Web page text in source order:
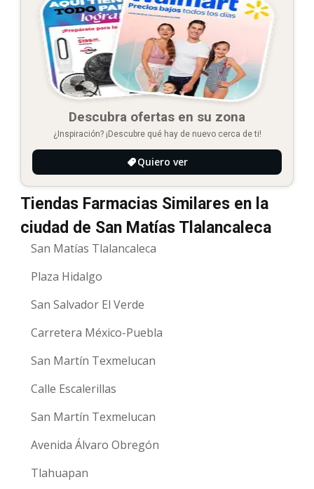
Descubra ofertas en su zona
¿Inspiración? ¡Descubre qué hay de nuevo cerca de ti!
Quiero ver
Tiendas Farmacias Similares en la
ciudad de San Matías Tlalancaleca
San Matías Tlalancaleca
Plaza Hidalgo
San Salvador El Verde
Carretera México-Puebla
San Martín Texmelucan
Calle Escalerillas
San Martín Texmelucan
Avenida Álvaro Obregón
Tlahuapan